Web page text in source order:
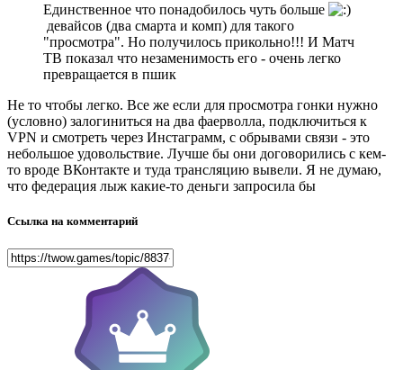
Единственное что понадобилось чуть больше
девайсов (два смарта и комп) для такого
"просмотра". Но получилось прикольно!!! И Матч
ТВ показал что незаменимость его - очень легко
превращается в пшик
Не то чтобы легко. Все же если для просмотра гонки нужно
(условно) залогиниться на два фаерволла, подключиться к
VPN и смотреть через Инстаграмм, с обрывами связи - это
небольшое удовольствие. Лучше бы они договорились с кем-
то вроде ВКонтакте и туда трансляцию вывели. Я не думаю,
что федерация лыж какие-то деньги запросила бы
Ссылка на комментарий